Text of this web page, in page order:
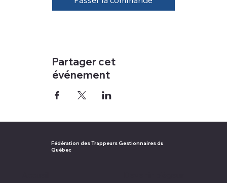
Partager cet
événement
Fédération des Trappeurs Gestionnaires du
Québec